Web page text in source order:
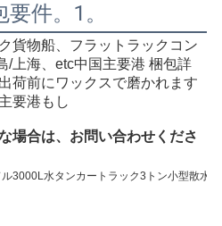
件。1。
貨物船、フラットラックコン
/上海、etc中国主要港 梱包詳
荷前にワックスで磨かれます
要港 もし
場合は、お問い合わせくださ